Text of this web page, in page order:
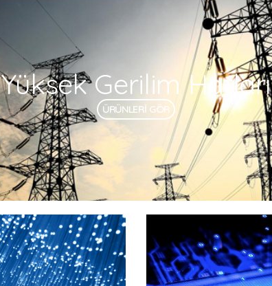
Yüksek Gerilim Hatları
ÜRÜNLERİ GÖR